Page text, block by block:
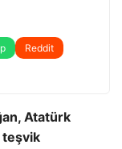
Reddit
Atatürk
teşvik